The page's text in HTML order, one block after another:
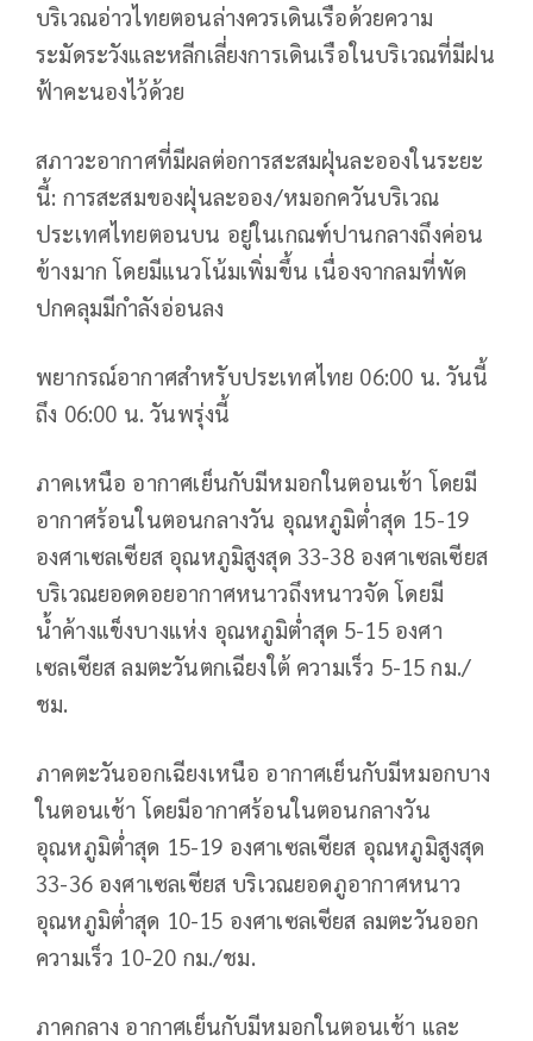
บริเวณอ่าวไทยตอนล่างควรเดินเรือด้วยความ
ระมัดระวังและหลีกเลี่ยงการเดินเรือในบริเวณที่มีฝน
ฟ้าคะนองไว้ด้วย
สภาวะอากาศที่มีผลต่อการสะสมฝุ่นละอองในระยะ
นี้: การสะสมของฝุ่นละออง/หมอกควันบริเวณ
ประเทศไทยตอนบน อยู่ในเกณฑ์ปานกลางถึงค่อน
ข้างมาก โดยมีแนวโน้มเพิ่มขึ้น เนื่องจากลมที่พัด
ปกคลุมมีกำลังอ่อนลง
พยากรณ์อากาศสำหรับประเทศไทย 06:00 น. วันนี้
ถึง 06:00 น. วันพรุ่งนี้
ภาคเหนือ อากาศเย็นกับมีหมอกในตอนเช้า โดยมี
อากาศร้อนในตอนกลางวัน อุณหภูมิต่ำสุด 15-19
องศาเซลเซียส อุณหภูมิสูงสุด 33-38 องศาเซลเซียส
บริเวณยอดดอยอากาศหนาวถึงหนาวจัด โดยมี
น้ำค้างแข็งบางแห่ง อุณหภูมิต่ำสุด 5-15 องศา
เซลเซียส ลมตะวันตกเฉียงใต้ ความเร็ว 5-15 กม./
ชม.
ภาคตะวันออกเฉียงเหนือ อากาศเย็นกับมีหมอกบาง
ในตอนเช้า โดยมีอากาศร้อนในตอนกลางวัน
อุณหภูมิต่ำสุด 15-19 องศาเซลเซียส อุณหภูมิสูงสุด
33-36 องศาเซลเซียส บริเวณยอดภูอากาศหนาว
อุณหภูมิต่ำสุด 10-15 องศาเซลเซียส ลมตะวันออก
ความเร็ว 10-20 กม./ชม.
ภาคกลาง อากาศเย็นกับมีหมอกในตอนเช้า และ